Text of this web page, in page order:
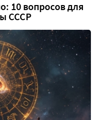
10 вопросов для
СССР